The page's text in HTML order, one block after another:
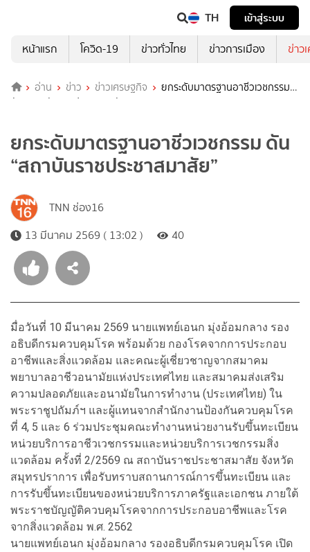
TH
เข้าสู่ระบบ
หน้าแรก
โควิด-19 ข่าวทั่วไทย ข่าวการเมือง ข่าว
อ่าน ข่าว ข่าวเศรษฐกิจ
ยกระดับมาตรฐานอาชีวเวชกรรม
ดัน “สถาบันราชประชาสมาสัย”
ยกระดับมาตรฐานอาชีวเวชกรรม ดัน
“สถาบันราชประชาสมาสัย”
TNN ช่อง16
13 มีนาคม 2569 ( 13:02 )
40
มื่อวันที่ 10 มีนาคม 2569 นายแพทย์เอนก มุ่งอ้อมกลาง รอง
อธิบดีกรมควบคุมโรค พร้อมด้วย กองโรคจากการประกอบ
อาชีพและสิ่งแวดล้อม และคณะผู้เชี่ยวชาญจากสมาคม
พยาบาลอาชีวอนามัยแห่งประเทศไทย และสมาคมส่งเสริม
ความปลอดภัยและอนามัยในการทำงาน (ประเทศไทย) ใน
พระราชูปถัมภ์ฯ และผู้แทนจากสำนักงานป้องกันควบคุมโรค
ที่ 4, 5 และ 6 ร่วมประชุมคณะทำงานหน่วยงานรับขึ้นทะเบียน
หน่วยบริการอาชีวเวชกรรมและหน่วยบริการเวชกรรมสิ่ง
แวดล้อม ครั้งที่ 2/2569 ณ สถาบันราชประชาสมาสัย จังหวัด
สมุทรปราการ เพื่อรับทราบสถานการณ์การขึ้นทะเบียน และ
การรับขึ้นทะเบียนของหน่วยบริการภาครัฐและเอกชน ภายใต้
พระราชบัญญัติควบคุมโรคจากการประกอบอาชีพและโรค
จากสิ่งแวดล้อม พ.ศ. 2562
นายแพทย์เอนก มุ่งอ้อมกลาง รองอธิบดีกรมควบคุมโรค เปิด